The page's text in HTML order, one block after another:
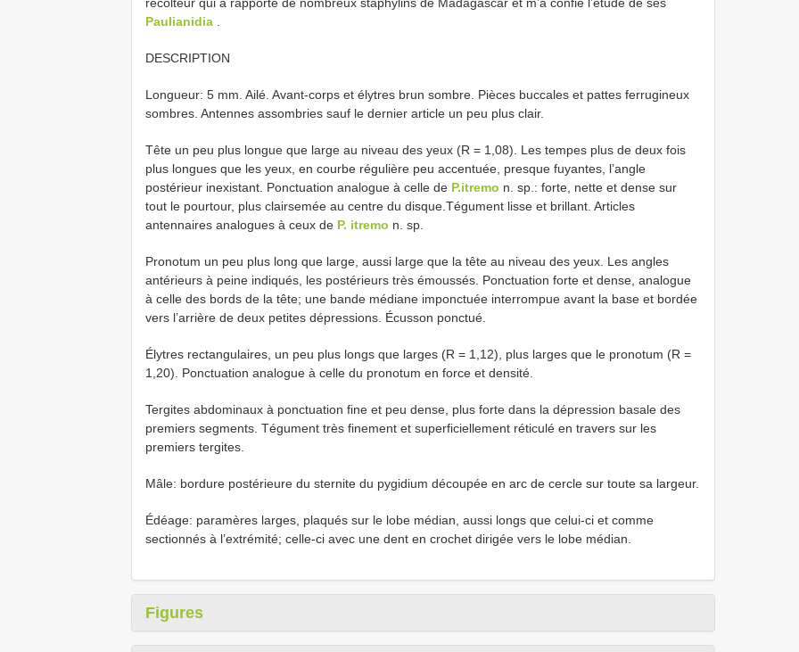
Paulianidia
DESCRIPTION
Longueur: 5 mm. Ailé. Avant-corps et élytres brun sombre. Pièces buccales et pattes ferrugineux
sombres. Antennes assombries sauf le dernier article un peu plus clair.
Tête un peu plus longue que large au niveau des yeux (R = 1,08). Les tempes plus de deux fois
plus longues que les yeux, en courbe régulière peu accentuée, presque fuyantes, l’angle
postérieur inexistant. Ponctuation analogue à celle de P.itremo n. sp.: forte, nette et dense sur
tout le pourtour, plus clairsemée au centre du disque.Tégument lisse et brillant. Articles
antennaires analogues à ceux de P. itremo n. sp.
Pronotum un peu plus long que large, aussi large que la tête au niveau des yeux. Les angles
antérieurs à peine indiqués, les postérieurs très émoussés. Ponctuation forte et dense, analogue
à celle des bords de la tête; une bande médiane imponctuée interrompue avant la base et bordée
vers l’arrière de deux petites dépressions. Écusson ponctué.
Élytres rectangulaires, un peu plus longs que larges (R = 1,12), plus larges que le pronotum (R =
1,20). Ponctuation analogue à celle du pronotum en force et densité.
Tergites abdominaux à ponctuation fine et peu dense, plus forte dans la dépression basale des
premiers segments. Tégument très finement et superficiellement réticulé en travers sur les
premiers tergites.
Mâle: bordure postérieure du sternite du pygidium découpée en arc de cercle sur toute sa largeur.
Édéage: paramères larges, plaqués sur le lobe médian, aussi longs que celui-ci et comme
sectionnés à l’extrémité; celle-ci avec une dent en crochet dirigée vers le lobe médian.
Figures